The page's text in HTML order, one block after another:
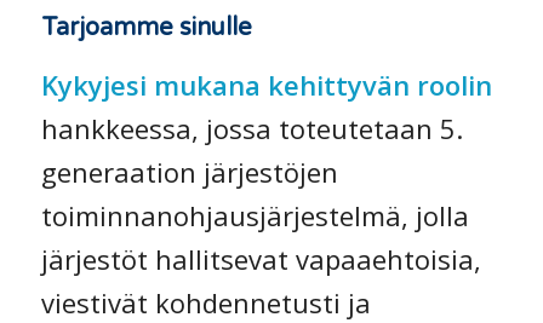
Tarjoamme sinulle
Kykyjesi mukana kehittyvän roolin
hankkeessa, jossa toteutetaan 5.
generaation järjestöjen
toiminnanohjausjärjestelmä, jolla
järjestöt hallitsevat vapaaehtoisia,
viestivät kohdennetusti ja